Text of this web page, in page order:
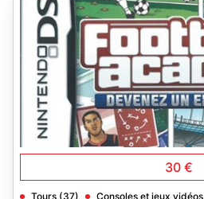
30 €
Tours (37) Consoles et jeux vidéos